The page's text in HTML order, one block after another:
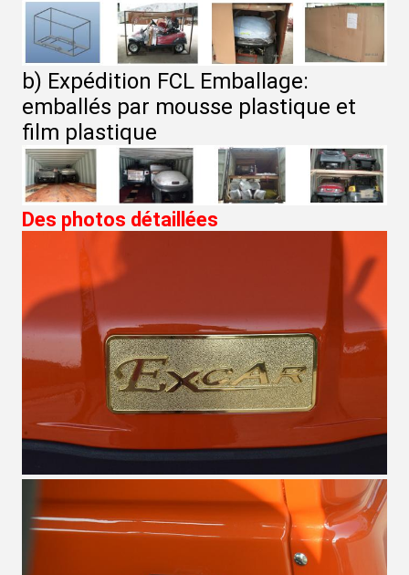
b) Expédition FCL Emballage:
emballés par mousse plastique et
film plastique
Des photos détaillées